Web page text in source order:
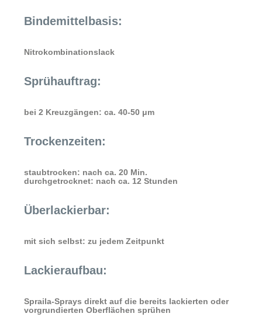
Bindemittelbasis:
Nitrokombinationslack
Sprühauftrag:
bei 2 Kreuzgängen: ca. 40-50 μm
Trockenzeiten:
staubtrocken: nach ca. 20 Min.
durchgetrocknet: nach ca. 12 Stunden
Überlackierbar:
mit sich selbst: zu jedem Zeitpunkt
Lackieraufbau:
Spraila-Sprays direkt auf die bereits lackierten oder
vorgrundierten Oberflächen sprühen